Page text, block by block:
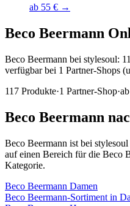
ab 55 € →
Beco Beermann
Beco Beermann bei stylesoul:
verfügbar bei 1 Partner-Shops
117 Produkte·1 Partner-Shop·ab
Beco Beermann
Beco Beermann ist bei stylesoul
auf einen Bereich für die Beco
Kategorie.
Beco Beermann Damen
Beco Beermann-Sortiment in